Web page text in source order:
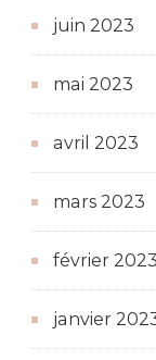
juin 2023
mai 2023
avril 2023
mars 2023
février 2023
janvier